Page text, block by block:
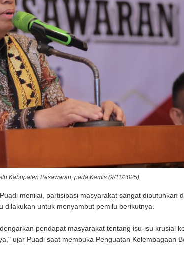
Kabupaten Pesawaran, pada Kamis (9/11/2025).
menilai, partisipasi masyarakat sangat dibutuhkan
untuk menyambut pemilu berikutnya.
pendapat masyarakat tentang isu-isu krusial
ujar Puadi saat membuka Penguatan Kelembagaan